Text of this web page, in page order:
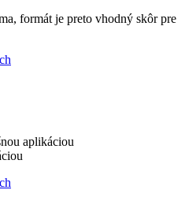
formát je preto vhodný skôr pre
aplikáciou